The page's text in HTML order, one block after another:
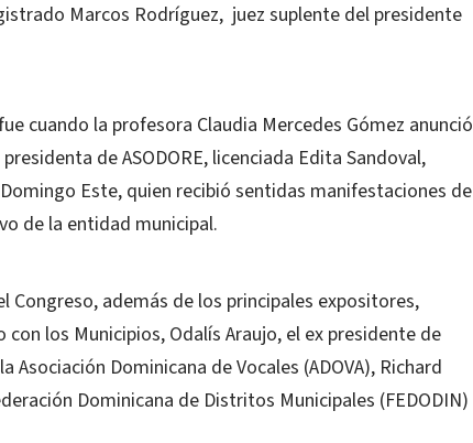
Marcos Rodríguez, juez suplente del presidente
cuando la profesora Claudia Mercedes Gómez anunció
de ASODORE, licenciada Edita Sandoval,
Este, quien recibió sentidas manifestaciones de
de la entidad municipal.
Congreso, además de los principales expositores,
los Municipios, Odalís Araujo, el ex presidente de
Asociación Dominicana de Vocales (ADOVA), Richard
Dominicana de Distritos Municipales (FEDODIN)